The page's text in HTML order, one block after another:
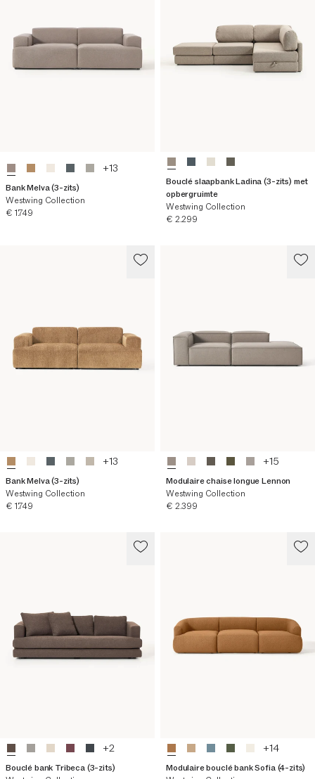
+13
Bank Melva (3-zits)
Westwing Collection
Huidige prijs
€ 1.749
Bouclé slaapbank Ladina (3-zits) met
opbergruimte
Westwing Collection
Huidige prijs
€ 2.299
+13
Bank Melva (3-zits)
Westwing Collection
Huidige prijs
€ 1.749
+15
Modulaire chaise longue Lennon
Westwing Collection
Huidige prijs
€ 2.399
+2
Bouclé bank Tribeca (3-zits)
+14
Modulaire bouclé bank Sofia (4-zits)